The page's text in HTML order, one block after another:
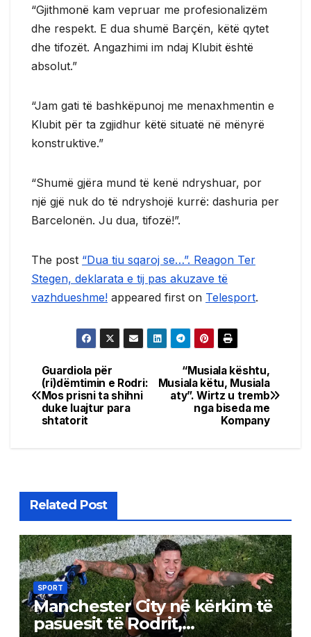
“Gjithmonë kam vepruar me profesionalizëm
dhe respekt. E dua shumë Barçën, këtë qytet
dhe tifozët. Angazhimi im ndaj Klubit është
absolut.”
“Jam gati të bashkëpunoj me menaxhmentin e
Klubit për ta zgjidhur këtë situatë në mënyrë
konstruktive.”
“Shumë gjëra mund të kenë ndryshuar, por
një gjë nuk do të ndryshojë kurrë: dashuria per
Barcelonën. Ju dua, tifozë!”.
The post “Dua tiu sqaroj se…”. Reagon Ter
Stegen, deklarata e tij pas akuzave të
vazhdueshme! appeared first on Telesport.
Post
navigation
“Musiala kështu,
Musiala këtu, Musiala
aty”. Wirtz u tremb
nga biseda me
Kompany
Guardiola për
(ri)dëmtimin e Rodri:
Mos prisni ta shihni
duke luajtur para
shtatorit
Related Post
SPORT
Manchester City në kërkim të
pasuesit të Rodrit,